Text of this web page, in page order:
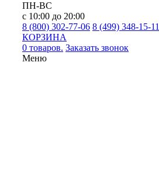
ПН-ВС
с 10:00 до 20:00
8 (800) 302-77-06 8 (499) 348-15-11
КОРЗИНА
0 товаров. Заказать звонок
Меню